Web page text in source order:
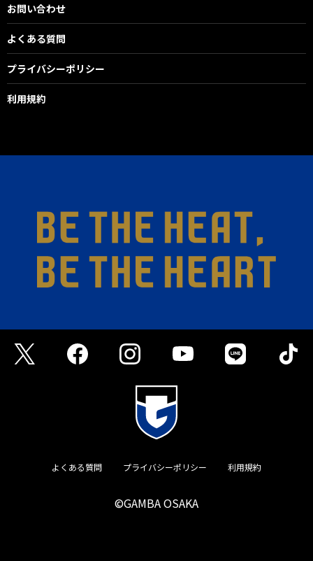
お問い合わせ
よくある質問
プライバシーポリシー
利用規約
よくある質問 プライバシーポリシー 利用規約
©GAMBA OSAKA